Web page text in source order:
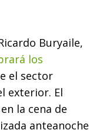
Buryaile,
los
el sector
exterior. El
la cena de
anteanoche